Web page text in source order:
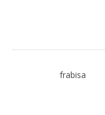
frabisa